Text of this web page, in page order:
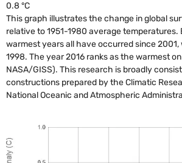
0.8 °C
This graph illustrates the change in global
relative to 1951-1980 average temperatures.
warmest years all have occurred since
1998. The year 2016 ranks as the warmest
NASA/GISS). This research is broadly
constructions prepared by the Climatic
National Oceanic and Atmospheric